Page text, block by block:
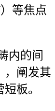
等焦点
内的间
，阐发其
板。